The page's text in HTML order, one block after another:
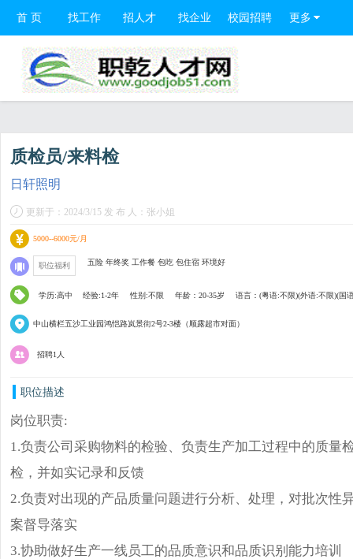
首 页 找工作 招人才 找企业 校园招聘 更多
质检员/来料检
日轩照明
更新于：2024/3/15 发 布 人：张小姐
5000--6000元/月
职位福利 五险 年终奖 工作餐 包吃 包住宿 环境好
学历:高中 经验:1-2年 性别:不限 年龄：20-35岁 语言：(粤语:不限)(外语:不限)(国
中山横栏五沙工业园鸿恺路岚景街2号2-3楼（顺露超市对面）
招聘1人
职位描述
岗位职责:
1.负责公司采购物料的检验、负责生产加工过程中的质量
检，并如实记录和反馈
2.负责对出现的产品质量问题进行分析、处理，对批次性
案督导落实
3.协助做好生产一线员工的品质意识和品质识别能力培训